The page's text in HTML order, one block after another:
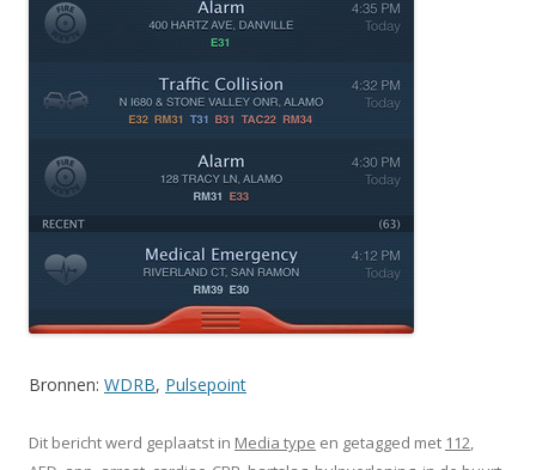
Bronnen: WDRB, Pulsepoint
Dit bericht werd geplaatst in Media type en getagged met 112,